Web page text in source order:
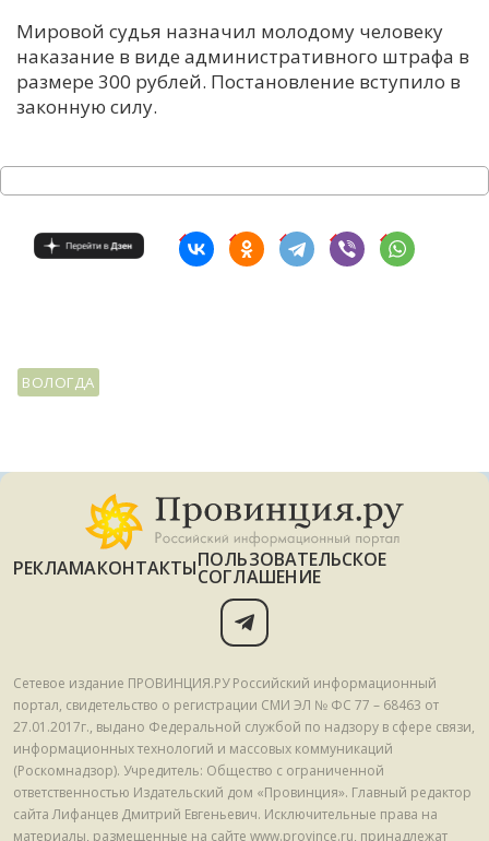
К
Ч
Мировой судья назначил молодому человеку
наказание в виде административного штрафа в
размере 300 рублей. Постановление вступило в
законную силу.
ВОЛОГДА
РЕКЛАМАКОНТАКТЫПОЛЬЗОВАТЕЛЬСКОЕ
СОГЛАШЕНИЕ
Сетевое издание ПРОВИНЦИЯ.РУ Российский информационный
портал, свидетельство о регистрации СМИ ЭЛ № ФС 77 – 68463 от
27.01.2017г., выдано Федеральной службой по надзору в сфере связи,
информационных технологий и массовых коммуникаций
(Роскомнадзор). Учредитель: Общество с ограниченной
ответственностью Издательский дом «Провинция». Главный редактор
сайта Лифанцев Дмитрий Евгеньевич. Исключительные права на
материалы, размещенные на сайте www.province.ru, принадлежат